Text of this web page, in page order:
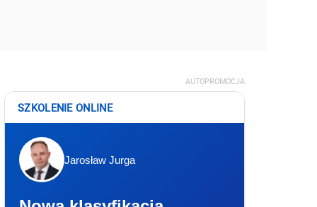
AUTOPROMOCJA
SZKOLENIE ONLINE
Jarosław Jurga